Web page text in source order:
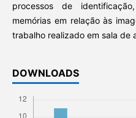
processos de
memórias em relação às
trabalho realizado em sala de
DOWNLOADS